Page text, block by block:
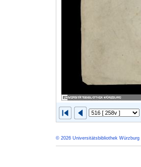
© 2026 Universitätsbibliothek Würzburg